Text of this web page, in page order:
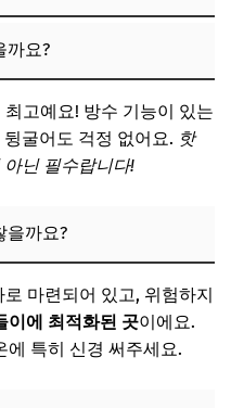
까요?
최고예요! 방수 기능이 있는
굴어도 걱정 없어요. 핫
닌 필수랍니다!
을까요?
마련되어 있고, 위험하지
이에 최적화된 곳이에요.
에 특히 신경 써주세요.